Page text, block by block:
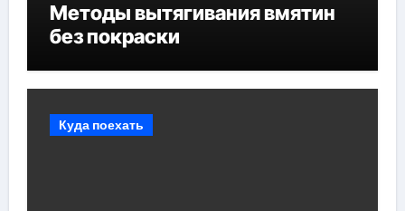
Методы вытягивания вмятин
без покраски
Куда поехать